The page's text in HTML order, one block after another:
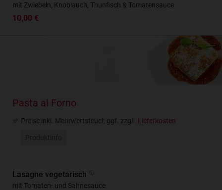
mit Zwiebeln, Knoblauch, Thunfisch & Tomatensauce
10,00 €
Pasta al Forno
Preise inkl. Mehrwertsteuer, ggf. zzgl. Lieferkosten
Lasagne vegetarisch
mit Tomaten- und Sahnesauce